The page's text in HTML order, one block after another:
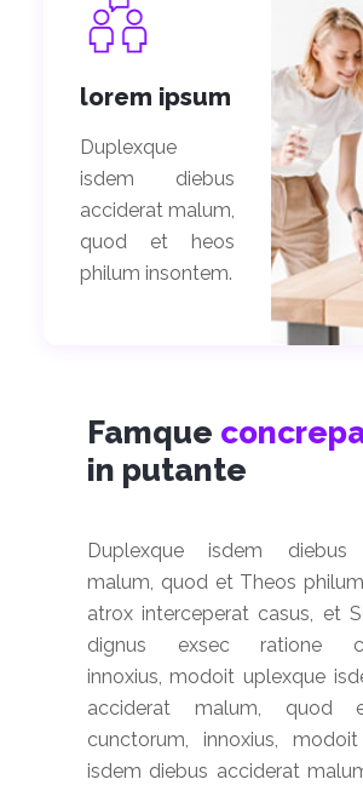
lorem ipsum
Duplexque
isdem diebus
acciderat malum,
quod et heos
philum insontem.
Famque
in putante
Duplexque isdem diebus
malum, quod et Theos
atrox interceperat casus, et
dignus exsec ratione
innoxius, modoit uplexque
acciderat malum, quod
cunctorum, innoxius,
isdem diebus acciderat